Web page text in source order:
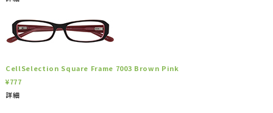
CellSelection Square Frame 7003 Brown Pink
¥777
詳細